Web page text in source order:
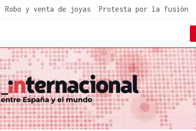
Robo y venta de joyas Protesta por la fusión